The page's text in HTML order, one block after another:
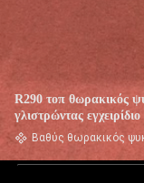
R290 τοπ θωρακικός
γλιστρώντας
Βαθύς θωρακικός